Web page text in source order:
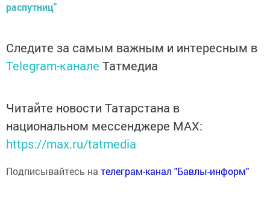
распутниц"
Следите за самым важным и интересным в
Telegram-канале Татмедиа
Читайте новости Татарстана в
национальном мессенджере MАХ:
https://max.ru/tatmedia
Подписывайтесь на телеграм-канал "Бавлы-информ"